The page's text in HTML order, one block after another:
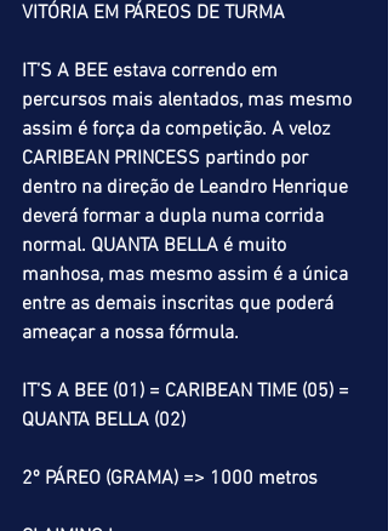
VITÓRIA EM PÁREOS DE TURMA
IT’S A BEE estava correndo em
percursos mais alentados, mas mesmo
assim é força da competição. A veloz
CARIBEAN PRINCESS partindo por
dentro na direção de Leandro Henrique
deverá formar a dupla numa corrida
normal. QUANTA BELLA é muito
manhosa, mas mesmo assim é a única
entre as demais inscritas que poderá
ameaçar a nossa fórmula.
IT’S A BEE (01) = CARIBEAN TIME (05) =
QUANTA BELLA (02)
2º PÁREO (GRAMA) => 1000 metros